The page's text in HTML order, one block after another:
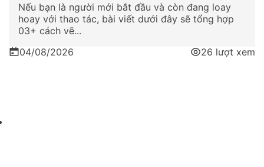
Nếu bạn là người mới bắt đầu và còn đang loay
hoay với thao tác, bài viết dưới đây sẽ tổng hợp
03+ cách vẽ...
04/08/2026
26 lượt xem